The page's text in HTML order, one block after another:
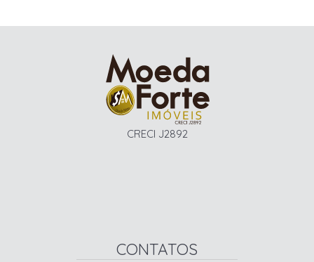
CRECI J2892
CONTATOS